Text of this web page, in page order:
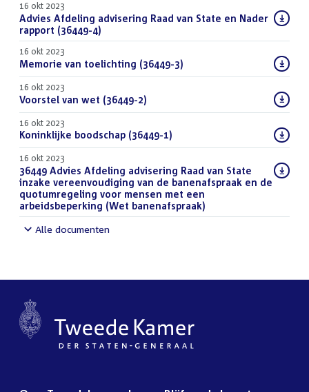
16 okt 2023
Download
bestand:
Advies Afdeling advisering Raad van State en Nader
rapport (36449-4)
16 okt 2023
Download
bestand:
Memorie van toelichting (36449-3)
16 okt 2023
Download
bestand:
Voorstel van wet (36449-2)
16 okt 2023
Download
bestand:
Koninklijke boodschap (36449-1)
16 okt 2023
Download
bestand:
36449 Advies Afdeling advisering Raad van State
inzake vereenvoudiging van de banenafspraak en de
quotumregeling voor mensen met een
arbeidsbeperking (Wet banenafspraak)
Alle documenten